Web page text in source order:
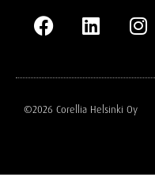
©2026 Corellia Helsinki Oy